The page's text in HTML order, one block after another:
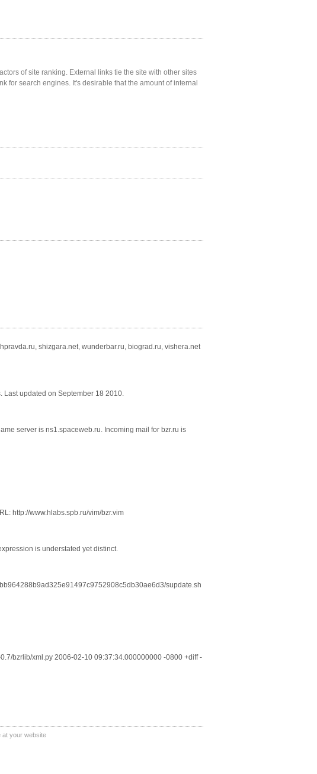
of site ranking. External links tie the site with other sites
for search engines. It's desirable that the amount of internal
shizgara.net, wunderbar.ru, biograd.ru, vishera.net
Last updated on September 18 2010.
server is ns1.spaceweb.ru. Incoming mail for bzr.ru is
http://www.hlabs.spb.ru/vim/bzr.vim
is understated yet distinct.
supdate.sh
bzrlib/xml.py 2006-02-10 09:37:34.000000000 -0800 +diff -
your website